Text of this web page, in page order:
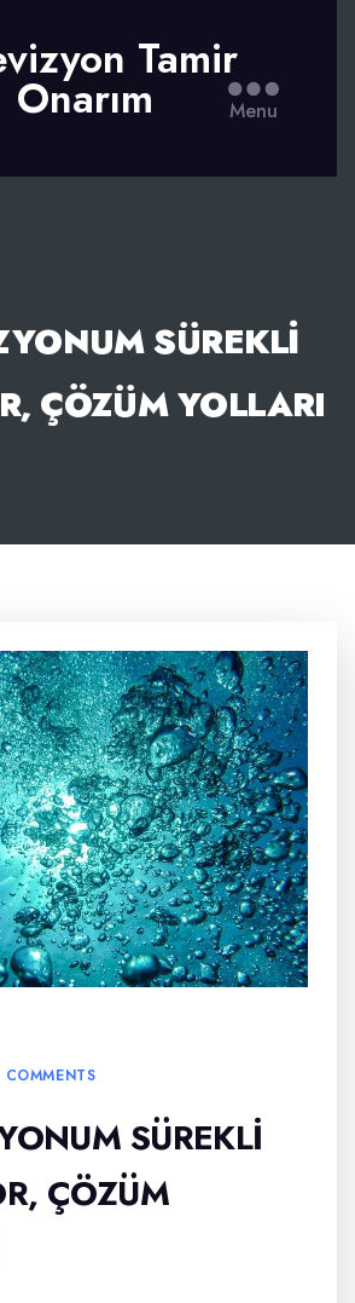
Tamir
Onarım Menu
SÜREKLI
ÇÖZÜM YOLLARI
COMMENTS
SÜREKLI
ÇÖZÜM